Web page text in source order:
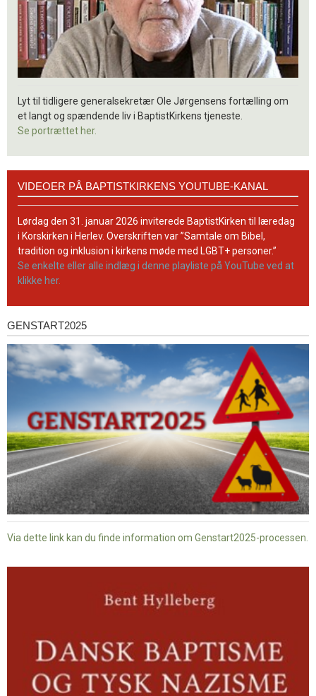
Lyt til tidligere generalsekretær Ole Jørgensens fortælling om
et langt og spændende liv i BaptistKirkens tjeneste.
Se portrættet her.
BaptistKirkens
YouTube-
kanal
VIDEOER PÅ BAPTISTKIRKENS YOUTUBE-KANAL
Lørdag den 31. januar 2026 inviterede BaptistKirken til læredag
i Korskirken i Herlev. Overskriften var ”Samtale om Bibel,
tradition og inklusion i kirkens møde med LGBT+ personer.”
Se enkelte eller alle indlæg i denne playliste på YouTube ved at
klikke her.
Genstart2025
GENSTART2025
Via dette link kan du finde information om Genstart2025-processen.